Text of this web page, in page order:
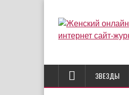
ЗВЕЗДЫ